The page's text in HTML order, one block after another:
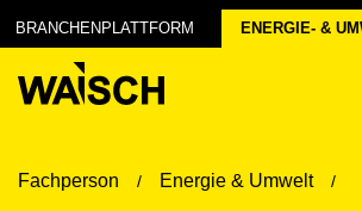
BRANCHENPLATTFORM
Fachperson Energie & Umwelt